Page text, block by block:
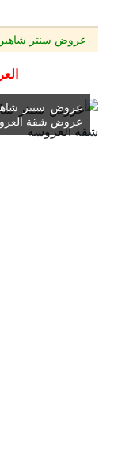
عروض سنتر شاهين
عروض شقة